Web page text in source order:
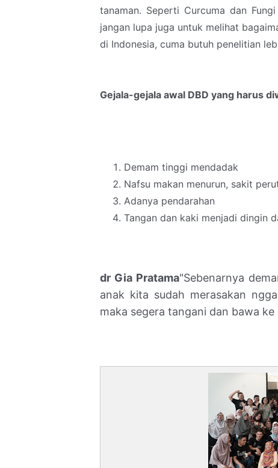
tanaman. Seperti Curcuma dan
jangan lupa juga untuk melihat
di Indonesia, cuma butuh penelitian
Gejala-gejala awal DBD yang harus
Demam tinggi mendadak
Nafsu makan menurun, sakit
Adanya pendarahan
Tangan dan kaki menjadi dingin
dr Gia Pratama"Sebenarnya
anak kita sudah merasakan
maka segera tangani dan bawa ke